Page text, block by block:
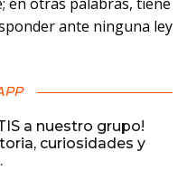
ante ninguna ley
a nuestro grupo!
curiosidades y